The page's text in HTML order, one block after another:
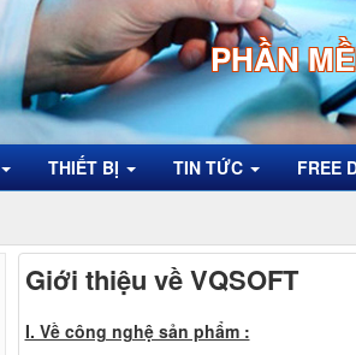
PHẦN
THIẾT BỊ TIN TỨC FREE
Giới thiệu về VQSOFT
I. Về công nghệ sản phẩm :